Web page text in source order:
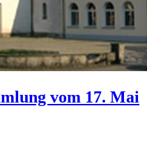
vom 17. Mai